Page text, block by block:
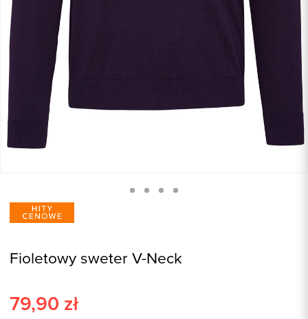
Fioletowy sweter V-Neck
79,90 zł